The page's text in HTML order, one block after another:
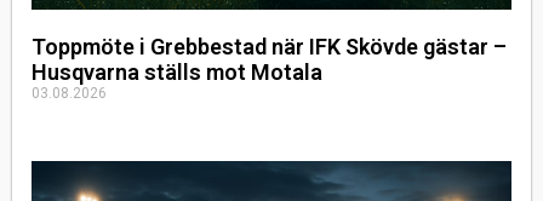
Toppmöte i Grebbestad när IFK Skövde gästar –
Husqvarna ställs mot Motala
03.08.2026